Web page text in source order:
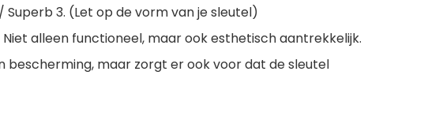
3. (Let op de vorm van je sleutel)
alleen functioneel, maar ook esthetisch aantrekkelijk.
maar zorgt er ook voor dat de sleutel